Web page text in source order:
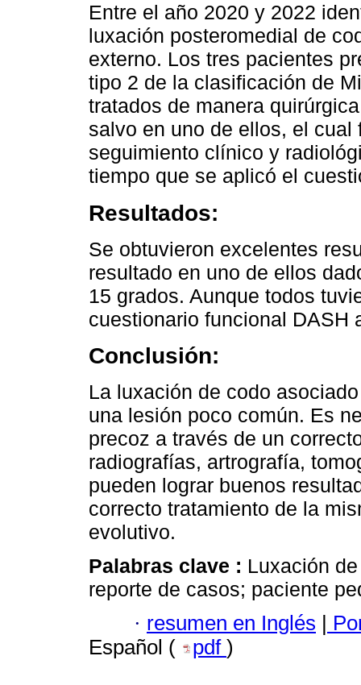
Entre el año 2020 y 2022
luxación posteromedial de
externo. Los tres pacientes
tipo 2 de la clasificación de
tratados de manera
salvo en uno de ellos, el
seguimiento clínico y
tiempo que se aplicó el
Resultados:
Se obtuvieron excelentes
resultado en uno de ellos
15 grados. Aunque todos
cuestionario funcional DASH
Conclusión:
La luxación de codo
una lesión poco común. Es
precoz a través de un
radiografías, artrografía,
pueden lograr buenos
correcto tratamiento de la
evolutivo.
Palabras clave : Luxación
reporte de casos; paciente
· resumen en Inglés
Español (
pdf )